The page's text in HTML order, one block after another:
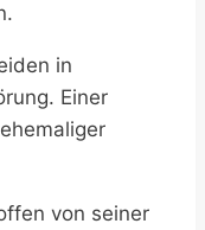
in
Einer
von seiner